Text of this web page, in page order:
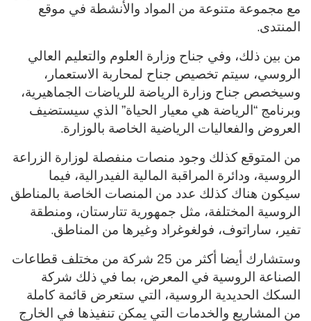
مع مجموعة متنوعة من المواد والأنشطة في موقع
المنتدى.
من بين ذلك، وفي جناح وزارة العلوم والتعليم العالي
الروسي، سيتم تخصيص جناح لمحاربة الاستعمار،
وسيخصص جناح وزارة الرياضة للرياضات الجماهيرية،
وبرنامج “الرياضة هي معيار الحياة” الذي سيستضيف
العروض والفعاليات الرياضية الخاصة بالوزارة.
من المتوقع كذلك وجود منصات منفصلة لوزارة الزراعة
الروسية، ودائرة المراقبة المالية الفيدرالية، فيما
سيكون هناك كذلك عدد من المنصات الخاصة بالمناطق
الروسية المختلفة، مثل جمهورية تتارستان، ومنطقة
تفير، ساراتوف، فولغوغراد وغيرها من المناطق.
وستشارك أيضا أكثر من 25 شركة من مختلف قطاعات
الصناعة الروسية في المعرض، بما في ذلك شركة
السكك الحديدية الروسية، التي ستعرض قائمة كاملة
من المشاريع والخدمات التي يمكن تنفيذها في الخارج